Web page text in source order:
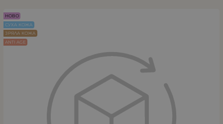
НОВО
СУХА КОЖА
ЗРЯЛА КОЖА
ANTI AGE